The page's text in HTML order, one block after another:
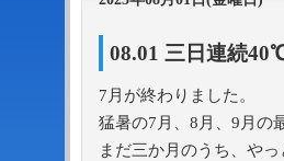
08.01 三日連続
7月が終わりました。
猛暑の7月、8月、9月の
まだ三か月のうち、や